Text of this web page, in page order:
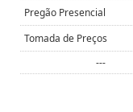
Pregão Presencial
Tomada de Preços
---